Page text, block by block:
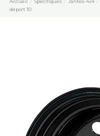
Accueil Spécifiques Jantes-4x4
deport 10